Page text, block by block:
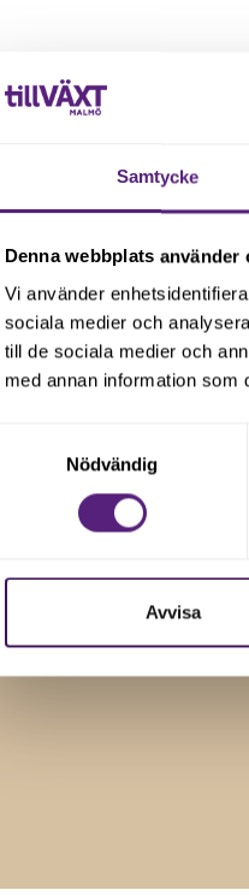
Samtycke
Denna webbplats använder
Vi använder
sociala medier och
till de sociala medier och
med annan information som
Nödvändig
Avvisa
tips för
våra senaste nyheter,